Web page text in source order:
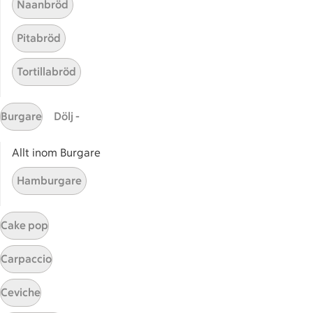
Handla online
ICAs matkasse
Catering
Apotek Hjärtat
Gaston
ICAs tjänster
ICA-appen
ICA Scanna
ICA ToGo
Fler appar och tjänster
Stammis på ICA
Bli stammis
Naanbröd
Pitabröd
Tortillabröd
Burgare Dölj -
Allt inom Burgare
Hamburgare
Cake pop
Carpaccio
Ceviche